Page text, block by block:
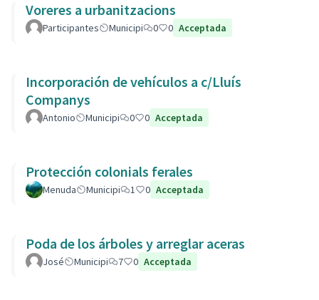
Voreres a urbanitzacions
Participantes Municipi 0 0 Acceptada
Incorporación de vehículos a c/Lluís
Companys
Antonio Municipi 0 0 Acceptada
Protección colonials ferales
Menuda Municipi 1 0 Acceptada
Poda de los árboles y arreglar aceras
José Municipi 7 0 Acceptada